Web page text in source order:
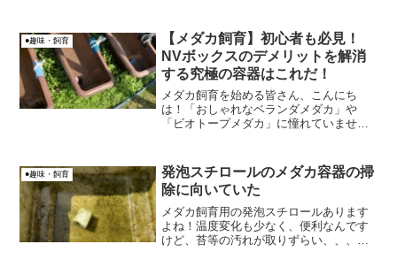
くらい生きていられるのでしょうか？
●趣味・飼育
【メダカ飼育】初心者も必見！
NVボックスのデメリットを解消
する究極の容器はこれだ！
メダカ飼育を始める皆さん、こんにち
は！「おしゃれなベランダメダカ」や
「ビオトープメダカ」に憧れていません
ません。この記事では、メダカ愛好家の
間で大人気のNVボックスの意...
●趣味・飼育
発泡スチロールのメダカ容器の掃
除に向いていた
メダカ飼育用の発泡スチロールあります
よね！温度変化も少なく、便利なんです
けど、苔等の汚れが取りずらい、、、そ